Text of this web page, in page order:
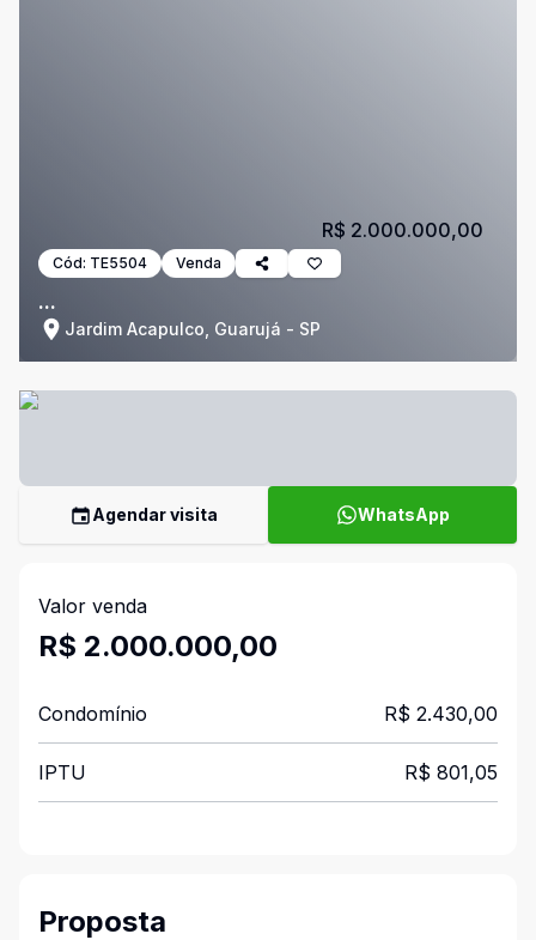
Cód: TE5504 Venda
...
Jardim Acapulco, Guarujá - SP
R$ 2.000.000,00
Agendar visita WhatsApp
Valor venda
R$ 2.000.000,00
Condomínio R$ 2.430,00
IPTU R$ 801,05
Proposta